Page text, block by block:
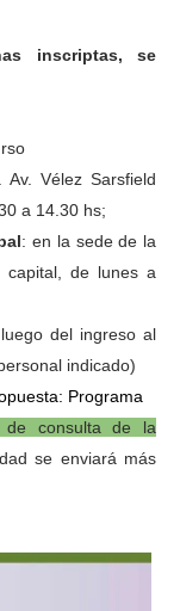
inscriptas, se
Vélez Sarsfield
a 14.30 hs;
: en la sede de la
capital, de lunes a
del ingreso al
indicado)
Programa
de consulta de la
se enviará más